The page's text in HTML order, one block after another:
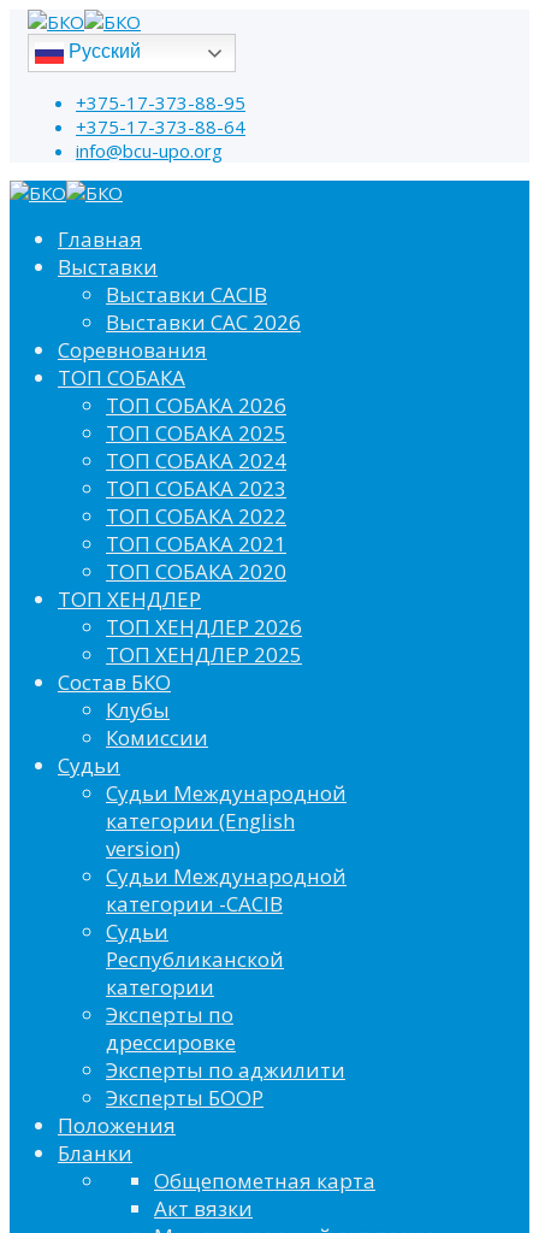
Русский
+375-17-373-88-95
+375-17-373-88-64
info@bcu-upo.org
Главная
Выставки
Выставки CACIB
Выставки САС 2026
Соревнования
ТОП СОБАКА
ТОП СОБАКА 2026
ТОП СОБАКА 2025
ТОП СОБАКА 2024
ТОП СОБАКА 2023
ТОП СОБАКА 2022
ТОП СОБАКА 2021
ТОП СОБАКА 2020
ТОП ХЕНДЛЕР
ТОП ХЕНДЛЕР 2026
ТОП ХЕНДЛЕР 2025
Состав БКО
Клубы
Комиссии
Судьи
Судьи Международной
категории (English
version)
Судьи Международной
категории -CACIB
Судьи
Республиканской
категории
Эксперты по
дрессировке
Эксперты по аджилити
Эксперты БООР
Положения
Бланки
Общепометная карта
Акт вязки